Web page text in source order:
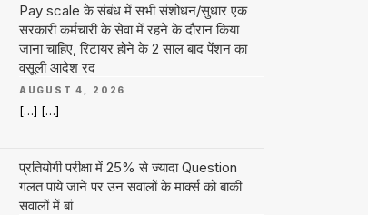
Pay scale के संबंध में सभी संशोधन/सुधार एक
सरकारी कर्मचारी के सेवा में रहने के दौरान किया
जाना चाहिए, रिटायर होने के 2 साल बाद पेंशन का
वसूली आदेश रद
AUGUST 4, 2026
[…] […]
प्रतियोगी परीक्षा में 25% से ज्यादा Question
गलत पाये जाने पर उन सवालों के मार्क्स को बाकी
सवालों में बां